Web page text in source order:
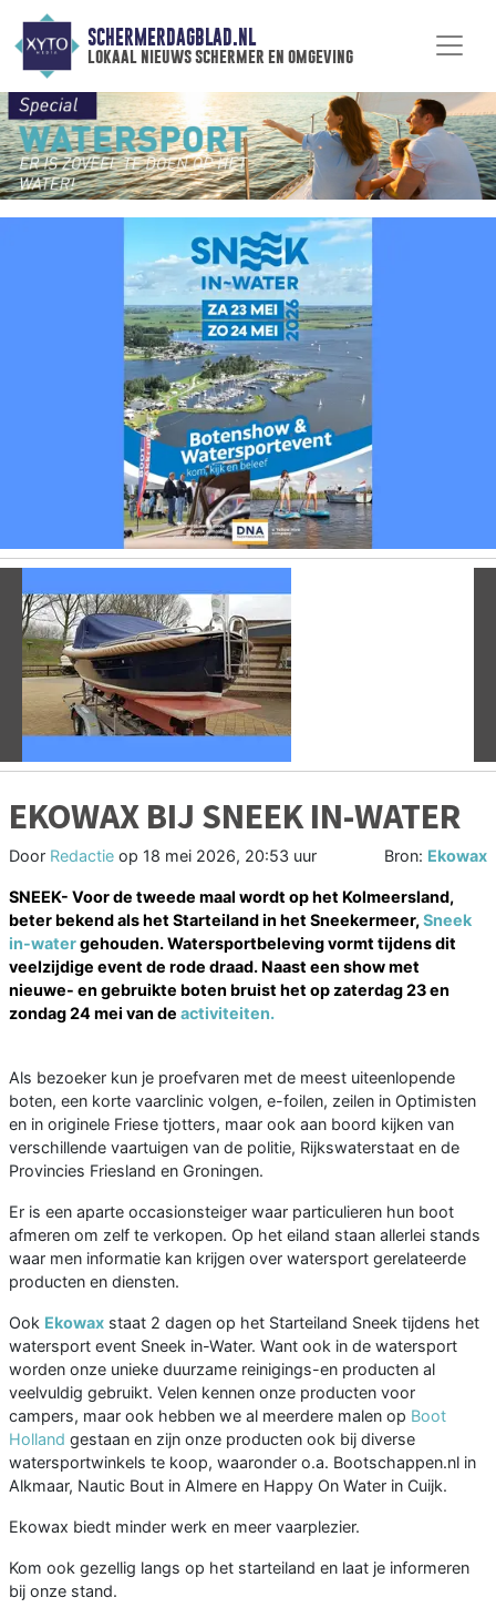
SCHERMERDAGBLAD.NL
lokaal nieuws schermer en omgeving
Vorige
EKOWAX BIJ SNEEK IN-WATER
Door Redactie op 18 mei 2026, 20:53 uur Bron: Ekowax
SNEEK- Voor de tweede maal wordt op het Kolmeersland,
beter bekend als het Starteiland in het Sneekermeer, Sneek
in-watergehouden. Watersportbeleving vormt tijdens dit
veelzijdige event de rode draad. Naast een show met
nieuwe- en gebruikte boten bruist het op zaterdag 23 en
zondag 24 mei van de activiteiten.
Als bezoeker kun je proefvaren met de meest uiteenlopende
boten, een korte vaarclinic volgen, e-foilen, zeilen in Optimisten
en in originele Friese tjotters, maar ook aan boord kijken van
verschillende vaartuigen van de politie, Rijkswaterstaat en de
Provincies Friesland en Groningen.
Er is een aparte occasionsteiger waar particulieren hun boot
afmeren om zelf te verkopen. Op het eiland staan allerlei stands
waar men informatie kan krijgen over watersport gerelateerde
producten en diensten.
Ook Ekowax staat 2 dagen op het Starteiland Sneek tijdens het
watersport event Sneek in-Water. Want ook in de watersport
worden onze unieke duurzame reinigings-en producten al
veelvuldig gebruikt. Velen kennen onze producten voor
campers, maar ook hebben we al meerdere malen op Boot
Holland gestaan en zijn onze producten ook bij diverse
watersportwinkels te koop, waaronder o.a. Bootschappen.nl in
Alkmaar, Nautic Bout in Almere en Happy On Water in Cuijk.
Ekowax biedt minder werk en meer vaarplezier.
Kom ook gezellig langs op het starteiland en laat je informeren
bij onze stand.